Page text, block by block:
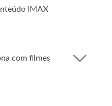
IMAX
com filmes